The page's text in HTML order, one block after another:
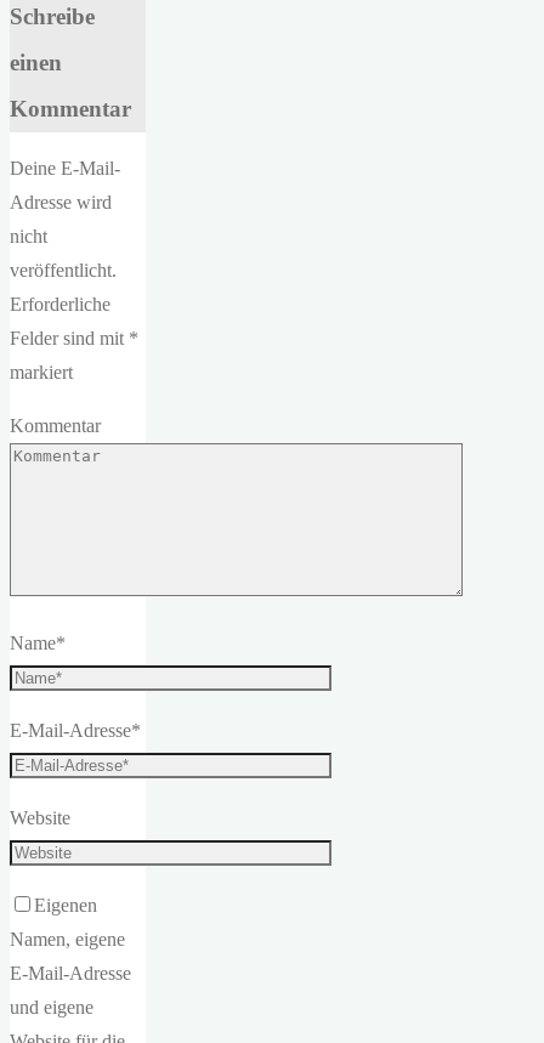
Schreibe
einen
Kommentar
Deine E-Mail-
Adresse wird
nicht
veröffentlicht.
Erforderliche
Felder sind mit *
markiert
Kommentar
Name*
E-Mail-Adresse*
Website
Eigenen
Namen, eigene
E-Mail-Adresse
und eigene